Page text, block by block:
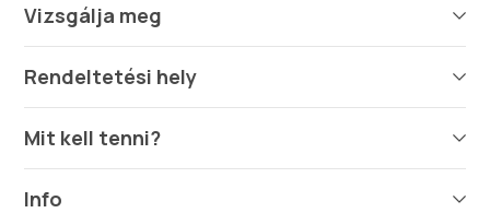
Vizsgálja meg
Rendeltetési hely
Mit kell tenni?
Info